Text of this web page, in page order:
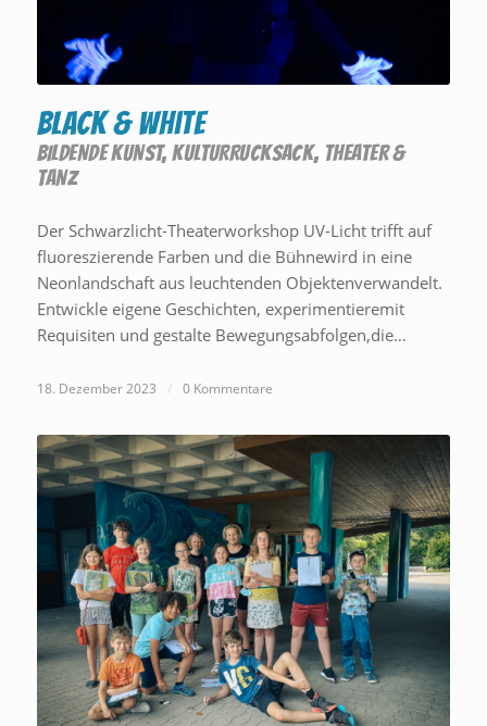
Black & White
BILDENDE KUNST,KULTURRUCKSACK, THEATER &
TANZ
Der Schwarzlicht-Theaterworkshop UV-Licht trifft auf
fluoreszierende Farben und die Bühnewird in eine
Neonlandschaft aus leuchtenden Objektenverwandelt.
Entwickle eigene Geschichten, experimentieremit
Requisiten und gestalte Bewegungsabfolgen,die…
18. Dezember 2023 / 0 Kommentare